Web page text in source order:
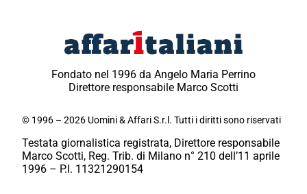
Fondato nel 1996 da Angelo Maria Perrino
Direttore responsabile Marco Scotti
© 1996 – 2026 Uomini & Affari S.r.l. Tutti i diritti sono riservati
Testata giornalistica registrata, Direttore responsabile
Marco Scotti, Reg. Trib. di Milano n° 210 dell’11 aprile
1996 – P.I. 11321290154